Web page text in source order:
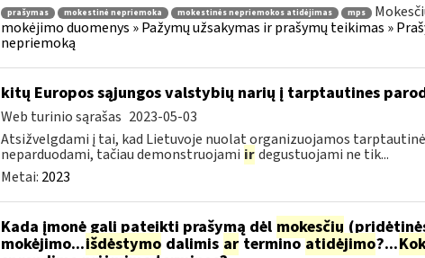
prašymas mokestinė nepriemoka mokestinės nepriemokos atidėjimas mps
mokėjimo duomenys » Pažymų užsakymas ir prašymų teikimas »
nepriemoką
kitų Europos sąjungos valstybių narių į tarptautines
Web turinio sąrašas 2023-05-03
Atsižvelgdami į tai, kad Lietuvoje nuolat organizuojamos
neparduodami, tačiau demonstruojami ir degustuojami ne tik...
Metai: 2023
Kada įmonė gali pateikti prašymą dėl mokesčių
mokėjimo...išdėstymo dalimis arterminoatidėjimo?...